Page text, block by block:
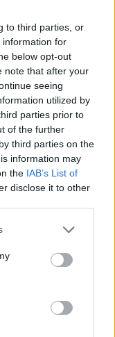
to third parties, or
information for
below opt-out
note that after your
seeing
utilized by
parties prior to
of the further
third parties on the
information may
the IAB’s List of
disclose it to other
or more Google
You may click to
party tags to
in below Google
Adja
szabályzatot
és hírlevelünk a
hétről hétre
visszakapják
fizetéslevonást
haza